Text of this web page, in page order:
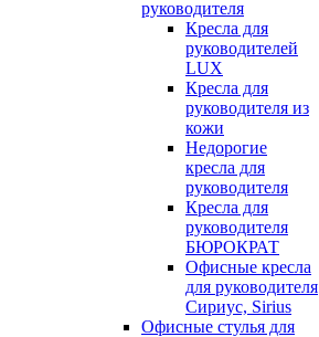
руководителя
Кресла для
руководителей
LUX
Кресла для
руководителя из
кожи
Недорогие
кресла для
руководителя
Кресла для
руководителя
БЮРОКРАТ
Офисные кресла
для руководителя
Сириус, Sirius
Офисные стулья для